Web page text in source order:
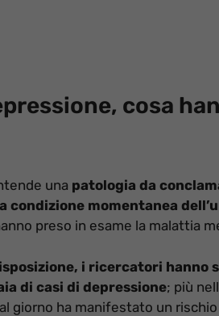
cosa
una patologia da
condizione momentanea
preso in esame la malattia
i ricercatori hanno
di casi di depressione; più
giorno ha manifestato un